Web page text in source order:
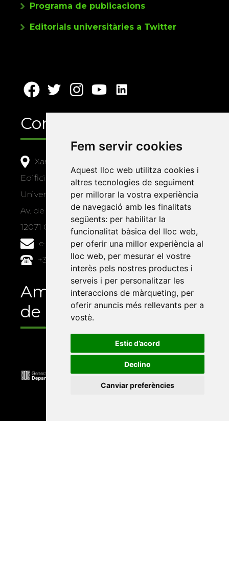
Fem servir cookies
Aquest lloc web utilitza cookies i
altres tecnologies de seguiment
per millorar la vostra experiència
de navegació amb les finalitats
següents: per habilitar la
funcionalitat bàsica del lloc web,
per oferir una millor experiència al
lloc web, per mesurar el vostre
interès pels nostres productes i
serveis i per personalitzar les
interaccions de màrqueting, per
oferir anuncis més rellevants per a
vostè.
Estic d’acord
Declino
Canviar preferències
Programa de publicacions
Editorials universitàries a Twitter
Contacte
Xarxa Vives d'Universitats
Edifici Àgora
Universitat Jaume I, local 10
Av. de Vicent Sos Baynat, s/n
12071 Castelló de la Plana
e-buc@vives.org
+34 964 72 89 93
Amb el suport
de